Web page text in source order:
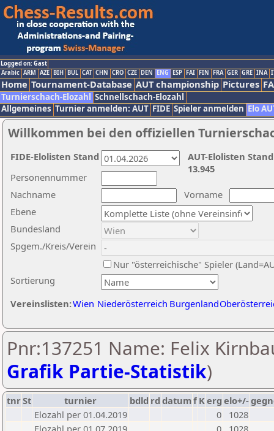
Logged on: Gast
Arabic ARM AZE BIH BUL CAT CHN CRO CZE DEN ENG ESP FAI FIN FRA GER GRE INA
Home Tournament-Database AUT championship Pictures
Turnierschach-Elozahl Schnellschach-Elozahl
Allgemeines Turnier anmelden: AUT FIDE Spieler anmelden Elo
Willkommen bei den offiziellen
Nachname
Vorname
Ebene
Sortierung
Personennummer
Bundesland
Spgem./Kreis/Verein
Nur "österreichische" Spieler
Vereinslisten:Wien Niederösterreich Burgenland
AUT-Elolisten
13.945
FIDE-Elolisten Stand
Pnr:137251 Name: Felix
Grafik Partie-Statistik)
tnrSt turnier bdld rd datumf Kerg elo+/-
Elozahl per 01.04.2019
0
1028
Elozahl per 01.07.2019
0
1028